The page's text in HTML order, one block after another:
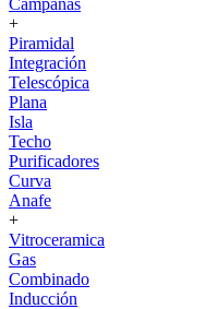
Campanas
+
Piramidal
Integración
Telescópica
Plana
Isla
Techo
Purificadores
Curva
Anafe
+
Vitroceramica
Gas
Combinado
Inducción